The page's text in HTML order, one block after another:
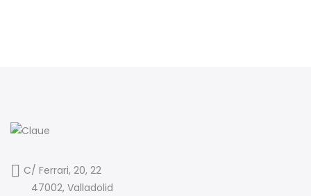
C/ Ferrari, 20, 22
47002, Valladolid